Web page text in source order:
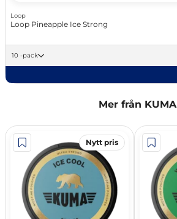
Loop
Loop Pineapple Ice Strong
10 -pack
Mer från KUMA
Nytt pris